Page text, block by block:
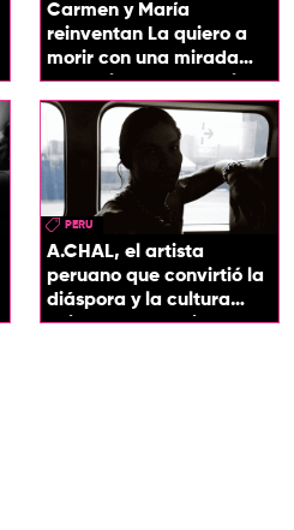
Carmen y María
reinventan La quiero a
morir con una mirada
entre el flamenco y el
soul
PERU
A.CHAL, el artista
peruano que convirtió la
diáspora y la cultura
chicha en su sonido